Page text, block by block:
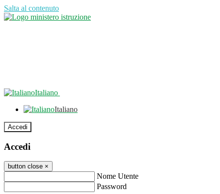
Salta al contenuto
Italiano
Italiano
Accedi
Accedi
button close ×
Nome Utente
Password